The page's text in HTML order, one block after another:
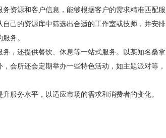
资源和客户信息，能够根据客户的需求精准匹配服
己的资源库中筛选出合适的工作室或技师，并安排
务。
，还提供餐饮、休息等一站式服务。以某知名桑拿
会所还会定期举办一些特色活动，如主题派对等，
服务水平，以适应市场的需求和消费者的变化。